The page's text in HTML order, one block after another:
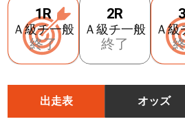
1R
Ａ級チ一般
終了
2R
Ａ級チ一般
終了
Ａ級
出走表 オッズ